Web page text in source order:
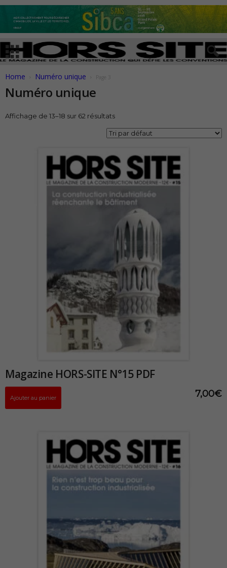
Home Numéro unique Page 3
Numéro unique
Affichage de 13–18 sur 62 résultats
Magazine HORS-SITE N°15 PDF
7,00€
Ajouter au panier